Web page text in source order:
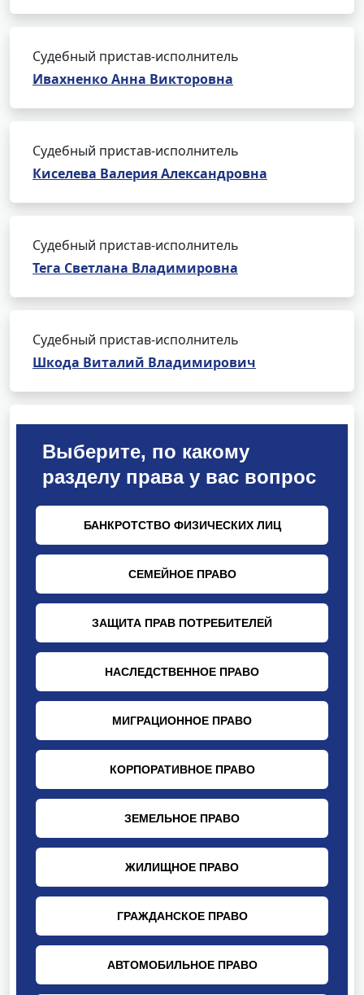
Судебный пристав-исполнитель
Ивахненко Анна Викторовна
Судебный пристав-исполнитель
Киселева Валерия Александровна
Судебный пристав-исполнитель
Тега Светлана Владимировна
Судебный пристав-исполнитель
Шкода Виталий Владимирович